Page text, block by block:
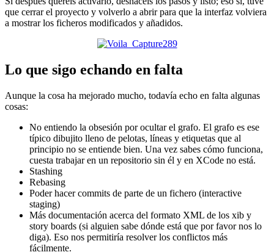
que cerrar el proyecto y volverlo a abrir para que la interfaz volviera
a mostrar los ficheros modificados y añadidos.
Lo que sigo echando en falta
Aunque la cosa ha mejorado mucho, todavía echo en falta algunas
cosas:
No entiendo la obsesión por ocultar el grafo. El grafo es ese
típico dibujito lleno de pelotas, líneas y etiquetas que al
principio no se entiende bien. Una vez sabes cómo funciona,
cuesta trabajar en un repositorio sin él y en XCode no está.
Stashing
Rebasing
Poder hacer commits de parte de un fichero (interactive
staging)
Más documentación acerca del formato XML de los xib y
story boards (si alguien sabe dónde está que por favor nos lo
diga). Eso nos permitiría resolver los conflictos más
fácilmente.